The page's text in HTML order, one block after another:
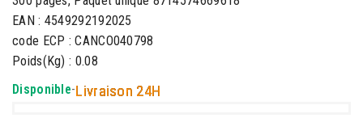
EAN : 4549292192025
code ECP : CANCO040798
Poids(Kg) : 0.08
Disponible-Livraison 24H